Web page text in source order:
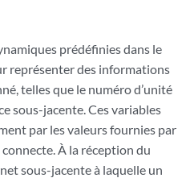
prédéfinies dans le
représenter des informations
telles que le numéro d’unité
sous-jacente. Ces variables
par les valeurs fournies par
connecte. À la réception du
sous-jacente à laquelle un